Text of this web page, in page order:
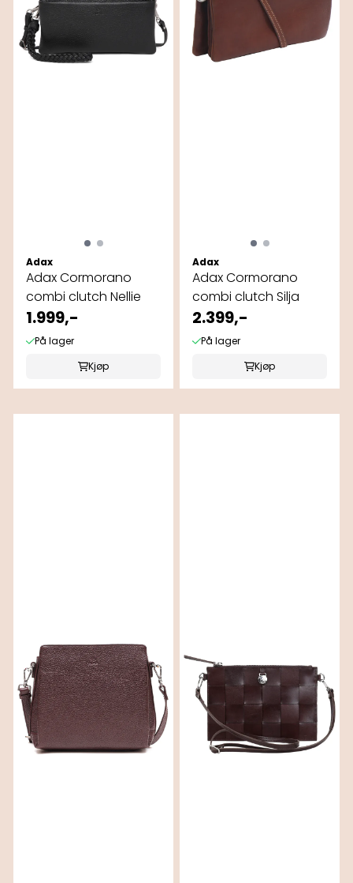
Adax
Adax Cormorano
combi clutch Nellie
1.999,-
På lager
Kjøp
Adax
Adax Cormorano
combi clutch Silja
2.399,-
På lager
Kjøp